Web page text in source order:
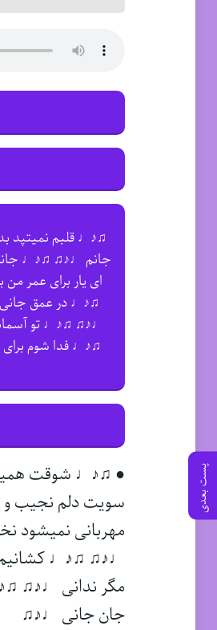
پست بعدی
♫♪♩ قلبم نمیتپد
جانم ♩♪♫ ♫♪♩
ای یار برای عمر
♫♪♩ در عمق
♩♪♫ ♫♪♩ تو
♫♪♩ فدا شوم
● ♫♪♩ شوقت
سویت دلم نجیب
مهربانی
♩♪♫ ♫♪♩
مگر ندانی ♩♪♫
جان جانی ♩♪♫